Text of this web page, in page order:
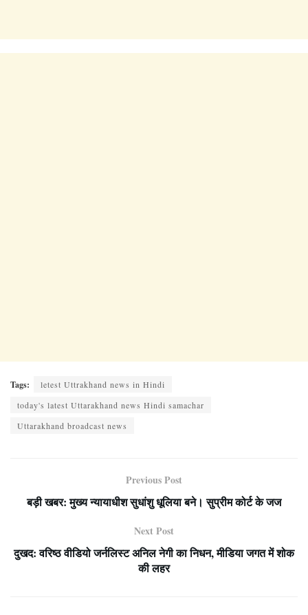
Tags:
letest Uttrakhand news in Hindi
today's latest Uttarakhand news Hindi samachar
Uttarakhand broadcast news
Previous Post
बड़ी खबर: मुख्य न्यायाधीश सुधांशु धूलिया बने। सुप्रीम कोर्ट के जज
Next Post
दुखद: वरिष्ठ वीडियो जर्नलिस्ट अनिल नेगी का निधन, मीडिया जगत में शोक
की लहर